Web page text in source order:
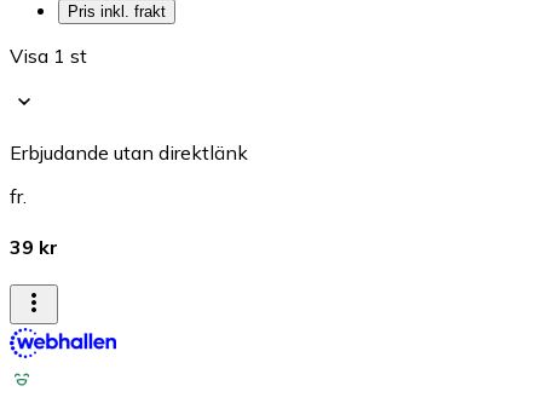
Pris inkl. frakt
Visa 1 st
Erbjudande utan direktlänk
fr.
39 kr